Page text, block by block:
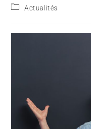
Actualités